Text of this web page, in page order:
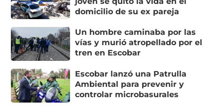
domicilio de su ex pareja
Un hombre caminaba por las
vías y murió atropellado por el
tren en Escobar
Escobar lanzó una Patrulla
Ambiental para prevenir y
controlar microbasurales